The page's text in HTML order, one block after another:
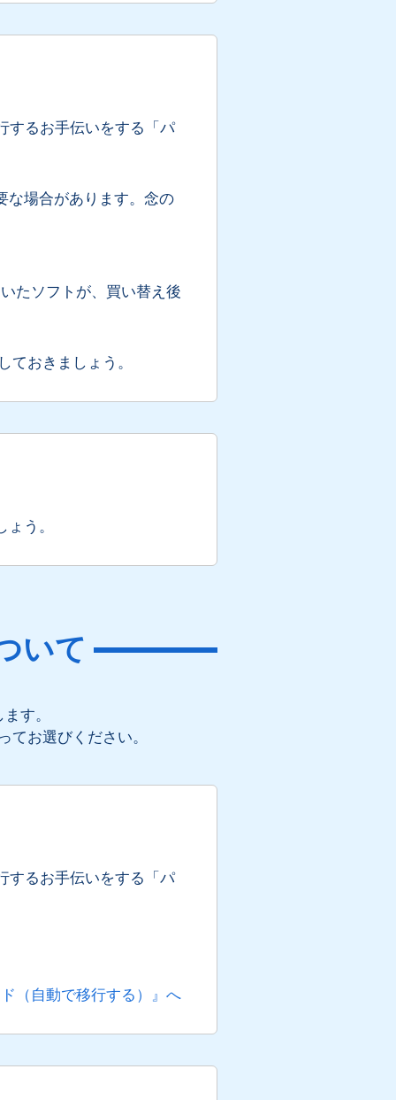
するお手伝いをする「パ
な場合があります。念の
たソフトが、買い替え後
ておきましょう。
う。
いて
す。
てお選びください。
するお手伝いをする「パ
（自動で移行する）』へ